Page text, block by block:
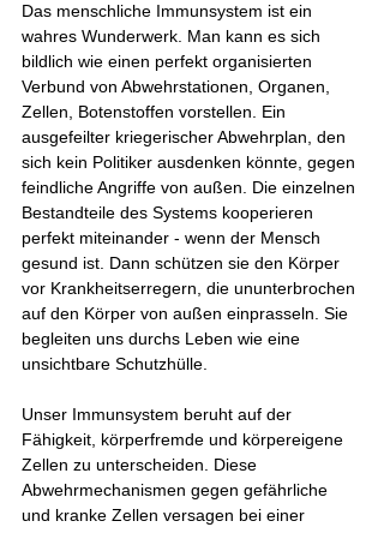
Das menschliche Immunsystem ist ein
wahres Wunderwerk. Man kann es sich
bildlich wie einen perfekt organisierten
Verbund von Abwehrstationen, Organen,
Zellen, Botenstoffen vorstellen. Ein
ausgefeilter kriegerischer Abwehrplan, den
sich kein Politiker ausdenken könnte, gegen
feindliche Angriffe von außen. Die einzelnen
Bestandteile des Systems kooperieren
perfekt miteinander - wenn der Mensch
gesund ist. Dann schützen sie den Körper
vor Krankheitserregern, die ununterbrochen
auf den Körper von außen einprasseln. Sie
begleiten uns durchs Leben wie eine
unsichtbare Schutzhülle.
Unser Immunsystem beruht auf der
Fähigkeit, körperfremde und körpereigene
Zellen zu unterscheiden. Diese
Abwehrmechanismen gegen gefährliche
und kranke Zellen versagen bei einer